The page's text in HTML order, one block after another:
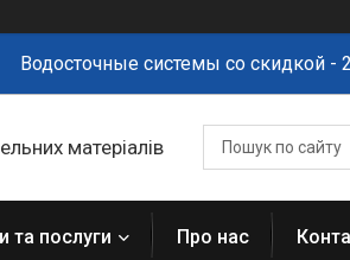
Водосточные системы со скидкой -
матеріалів
та послуги Про нас